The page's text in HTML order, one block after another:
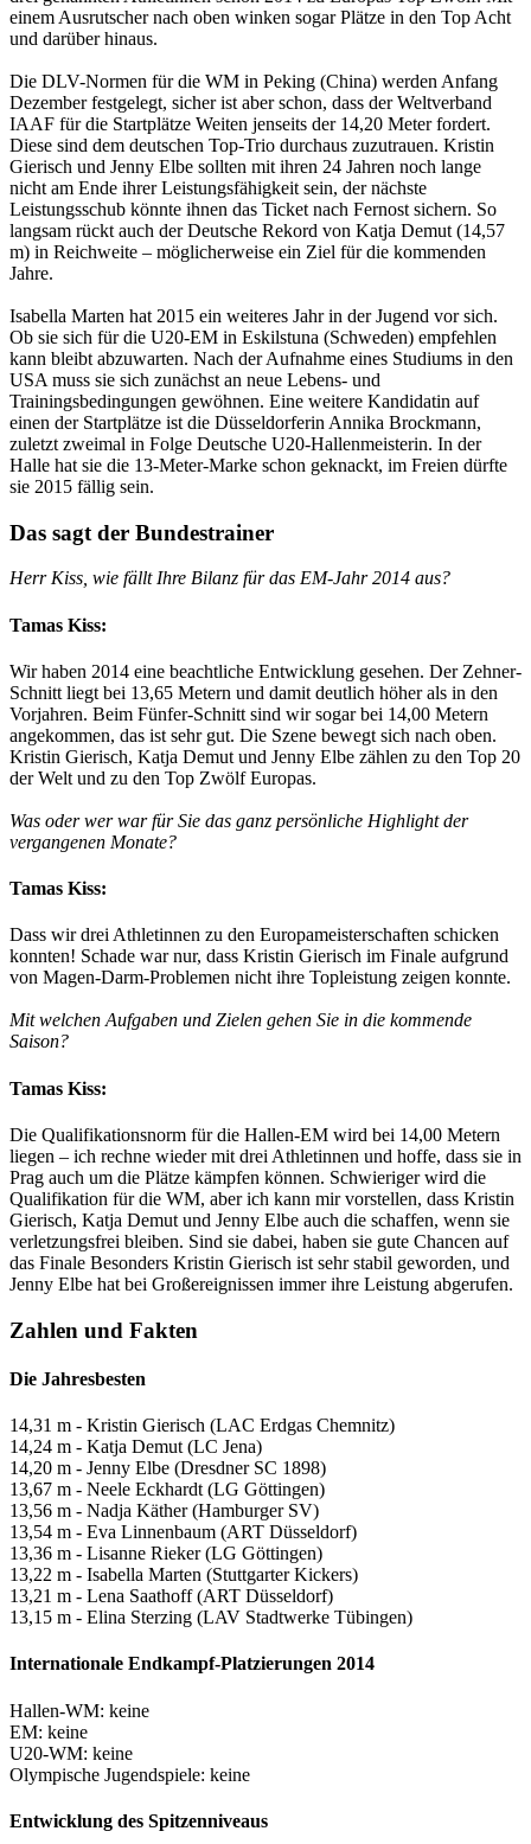
einem Ausrutscher nach oben winken sogar Plätze in den Top Acht
und darüber hinaus.
Die DLV-Normen für die WM in Peking (China) werden Anfang
Dezember festgelegt, sicher ist aber schon, dass der Weltverband
IAAF für die Startplätze Weiten jenseits der 14,20 Meter fordert.
Diese sind dem deutschen Top-Trio durchaus zuzutrauen. Kristin
Gierisch und Jenny Elbe sollten mit ihren 24 Jahren noch lange
nicht am Ende ihrer Leistungsfähigkeit sein, der nächste
Leistungsschub könnte ihnen das Ticket nach Fernost sichern. So
langsam rückt auch der Deutsche Rekord von Katja Demut (14,57
m) in Reichweite – möglicherweise ein Ziel für die kommenden
Jahre.
Isabella Marten hat 2015 ein weiteres Jahr in der Jugend vor sich.
Ob sie sich für die U20-EM in Eskilstuna (Schweden) empfehlen
kann bleibt abzuwarten. Nach der Aufnahme eines Studiums in den
USA muss sie sich zunächst an neue Lebens- und
Trainingsbedingungen gewöhnen. Eine weitere Kandidatin auf
einen der Startplätze ist die Düsseldorferin Annika Brockmann,
zuletzt zweimal in Folge Deutsche U20-Hallenmeisterin. In der
Halle hat sie die 13-Meter-Marke schon geknackt, im Freien dürfte
sie 2015 fällig sein.
Das sagt der Bundestrainer
Herr Kiss, wie fällt Ihre Bilanz für das EM-Jahr 2014 aus?
Tamas Kiss:
Wir haben 2014 eine beachtliche Entwicklung gesehen. Der Zehner-
Schnitt liegt bei 13,65 Metern und damit deutlich höher als in den
Vorjahren. Beim Fünfer-Schnitt sind wir sogar bei 14,00 Metern
angekommen, das ist sehr gut. Die Szene bewegt sich nach oben.
Kristin Gierisch, Katja Demut und Jenny Elbe zählen zu den Top 20
der Welt und zu den Top Zwölf Europas.
Was oder wer war für Sie das ganz persönliche Highlight der
vergangenen Monate?
Tamas Kiss:
Dass wir drei Athletinnen zu den Europameisterschaften schicken
konnten! Schade war nur, dass Kristin Gierisch im Finale aufgrund
von Magen-Darm-Problemen nicht ihre Topleistung zeigen konnte.
Mit welchen Aufgaben und Zielen gehen Sie in die kommende
Saison?
Tamas Kiss:
Die Qualifikationsnorm für die Hallen-EM wird bei 14,00 Metern
liegen – ich rechne wieder mit drei Athletinnen und hoffe, dass sie in
Prag auch um die Plätze kämpfen können. Schwieriger wird die
Qualifikation für die WM, aber ich kann mir vorstellen, dass Kristin
Gierisch, Katja Demut und Jenny Elbe auch die schaffen, wenn sie
verletzungsfrei bleiben. Sind sie dabei, haben sie gute Chancen auf
das Finale Besonders Kristin Gierisch ist sehr stabil geworden, und
Jenny Elbe hat bei Großereignissen immer ihre Leistung abgerufen.
Zahlen und Fakten
Die Jahresbesten
14,31 m - Kristin Gierisch (LAC Erdgas Chemnitz)
14,24 m - Katja Demut (LC Jena)
14,20 m - Jenny Elbe (Dresdner SC 1898)
13,67 m - Neele Eckhardt (LG Göttingen)
13,56 m - Nadja Käther (Hamburger SV)
13,54 m - Eva Linnenbaum (ART Düsseldorf)
13,36 m - Lisanne Rieker (LG Göttingen)
13,22 m - Isabella Marten (Stuttgarter Kickers)
13,21 m - Lena Saathoff (ART Düsseldorf)
13,15 m - Elina Sterzing (LAV Stadtwerke Tübingen)
Internationale Endkampf-Platzierungen 2014
Hallen-WM: keine
EM: keine
U20-WM: keine
Olympische Jugendspiele: keine
Entwicklung des Spitzenniveaus